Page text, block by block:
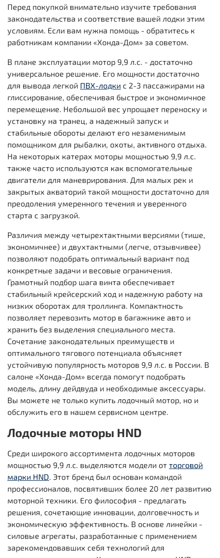
Перед покупкой внимательно изучите требования
законодательства и соответствие вашей лодки этим
условиям. Если вам нужна помощь - обратитесь к
работникам компании «Хонда-Дом» за советом.
В плане эксплуатации мотор 9,9 л.с. - достаточно
универсальное решение. Его мощности достаточно
для вывода легкой ПВХ-лодки с 2-3 пассажирами на
глиссирование, обеспечивая быстрое и экономичное
перемещение. Небольшой вес упрощает переноску и
установку на транец, а надежный запуск и
стабильные обороты делают его незаменимым
помощником для рыбалки, охоты, активного отдыха.
На некоторых катерах моторы мощностью 9,9 л.с.
также часто используются как вспомогательные
двигатели для маневрирования. Для малых рек и
закрытых акваторий такой мощности достаточно для
преодоления умеренного течения и уверенного
старта с загрузкой.
Различия между четырехтактными версиями (тише,
экономичнее) и двухтактными (легче, отзывчивее)
позволяют подобрать оптимальный вариант под
конкретные задачи и весовые ограничения.
Грамотный подбор шага винта обеспечивает
стабильный крейсерский ход и надежную работу на
низких оборотах для троллинга. Компактность
позволяет перевозить мотор в багажнике авто и
хранить без выделения специального места.
Сочетание законодательных преимуществ и
оптимального тягового потенциала объясняет
устойчивую популярность моторов 9,9 л.с. в России. В
салоне «Хонда-Дом» всегда помогут подобрать
модель, длину дейдвуда и необходимые аксессуары.
Вы можете не только купить лодочный мотор, но и
обслужить его в нашем сервисном центре.
Лодочные моторы HND
Среди широкого ассортимента лодочных моторов
мощностью 9,9 л.с. выделяются модели от торговой
марки HND . Этот бренд был основан командой
профессионалов, посвятивших более 20 лет развитию
моторной техники. Его философия - предлагать
решения, сочетающие инновации, долговечность и
экономическую эффективность. В основе линейки -
силовые агрегаты, разработанные с применением
зарекомендовавших себя технологий для